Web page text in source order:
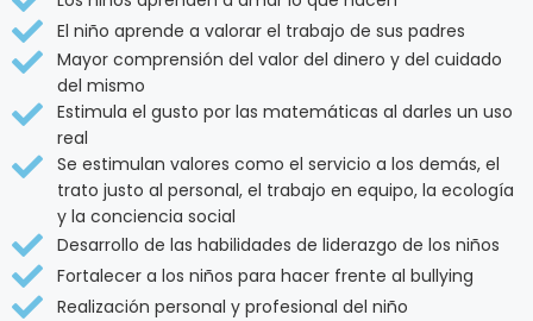
El niño aprende a valorar el trabajo de sus padres
Mayor comprensión del valor del dinero y del cuidado
del mismo
Estimula el gusto por las matemáticas al darles un uso
real
Se estimulan valores como el servicio a los demás, el
trato justo al personal, el trabajo en equipo, la ecología
y la conciencia social
Desarrollo de las habilidades de liderazgo de los niños
Fortalecer a los niños para hacer frente al bullying
Realización personal y profesional del niño